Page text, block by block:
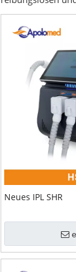
Neues IPL SHR